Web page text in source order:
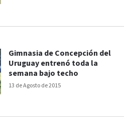
13 de Agosto de 2015
Gimnasia de Concepción del
Uruguay entrenó toda la
semana bajo techo